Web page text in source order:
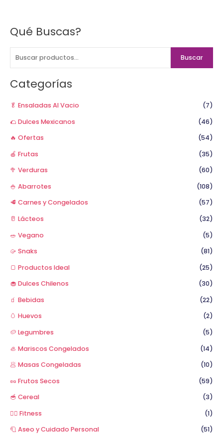
Qué Buscas?
B
c
a
p
Buscar
Categorías
🥬 Ensaladas Al Vacio
(7)
🌮 Dulces Mexicanos
(46)
🔥 Ofertas
(54)
🍎 Frutas
(35)
🥦 Verduras
(60)
🍚 Abarrotes
(108)
🥩 Carnes y Congelados
(57)
🥛 Lácteos
(32)
🥗 Vegano
(5)
🥠 Snaks
(81)
🍞 Productos Ideal
(25)
🧁 Dulces Chilenos
(30)
🧃 Bebidas
(22)
🥚 Huevos
(2)
🥔 Legumbres
(5)
🦪 Mariscos Congelados
(14)
🥟 Masas Congeladas
(10)
🥜 Frutos Secos
(59)
🥣 Cereal
(3)
🏋️‍♂️ Fitness
(1)
🧻 Aseo y Cuidado Personal
(51)